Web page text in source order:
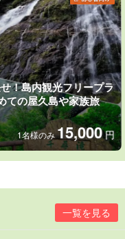
！島内観光フリープラ
ての屋久島や家族旅
1名様のみ15,000 円
一覧を見る